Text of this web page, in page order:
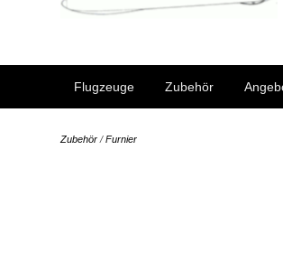
Flugzeuge Zubehör
Zubehör /Furnier